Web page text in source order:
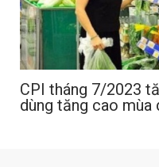
CPI tháng 7/2023
dùng tăng cao mùa